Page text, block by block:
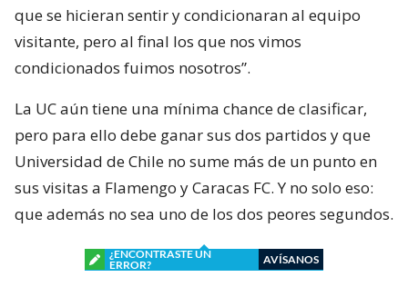
que se hicieran sentir y condicionaran al equipo
visitante, pero al final los que nos vimos
condicionados fuimos nosotros”.
La UC aún tiene una mínima chance de clasificar,
pero para ello debe ganar sus dos partidos y que
Universidad de Chile no sume más de un punto en
sus visitas a Flamengo y Caracas FC. Y no solo eso:
que además no sea uno de los dos peores segundos.
¿ENCONTRASTE UN
ERROR?
AVÍSANOS